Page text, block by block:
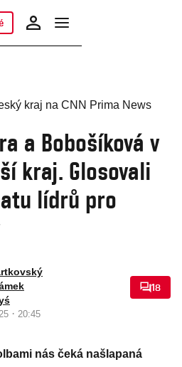
a Bobošíková v
kraj. Glosovali
lídrů pro
· 20:45
18
nás čeká našlapaná